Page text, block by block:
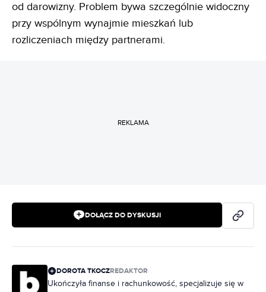
od darowizny. Problem bywa szczególnie widoczny
przy wspólnym wynajmie mieszkań lub
rozliczeniach między partnerami.
REKLAMA
DOŁĄCZ DO DYSKUSJI
DOROTA TKOCZREDAKTOR
Ukończyła finanse i rachunkowość, specjalizuje się w